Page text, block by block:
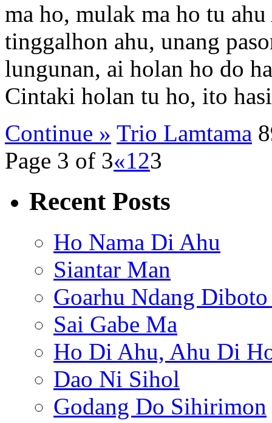
ma ho, mulak ma ho tu
tinggalhon ahu, unang
lungunan, ai holan ho do
Cintaki holan tu ho, ito
Continue » Trio Lamtama
Page 3 of 3«123
Recent Posts
Ho Nama Di Ahu
Siantar Man
Goarhu Ndang
Sai Gabe Ma
Ho Di Ahu, Ahu Di
Dao Ni Sihol
Godang Do Sihirimon